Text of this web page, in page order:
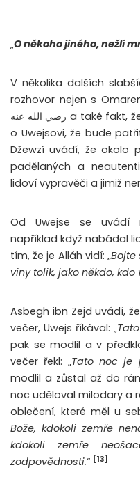
„O někoho jiného, nežli
V několika dalších
rozhovor nejen s
رضي الله عنه a také fakt, že Prorok صلىالله عليه و سلم potvrdil
o Uwejsovi, že bude
Džewzí uvádí, že okolo
padělaných a
lidoví vypravěči a jimiž
Od Uwejse se uvádí
například když nabádal
tím, že je Alláh vidí: „Bojte
viny tolik, jako někdo,
Asbegh ibn Zejd uvádí,
večer, Uwejs říkával: „
pak se modlil a v
večer řekl: „Tato noc je
modlil a zůstal až do
noc uděloval milodary a
oblečení, které měl u
Bože, kdokoli zemře
kdokoli zemře
zodpovědnosti.“ [13]